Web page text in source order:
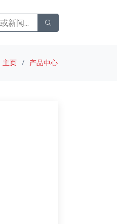
主页 产品中心